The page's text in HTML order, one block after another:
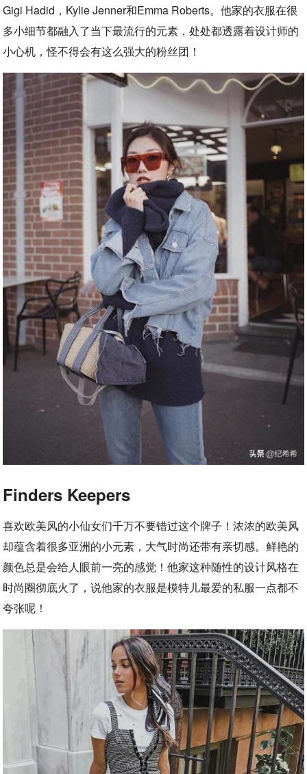
Gigi Hadid，Kylie Jenner和Emma Roberts。他家的衣服在很
多小细节都融入了当下最流行的元素，处处都透露着设计师的
小心机，怪不得会有这么强大的粉丝团！
Finders Keepers
喜欢欧美风的小仙女们千万不要错过这个牌子！浓浓的欧美风
却蕴含着很多亚洲的小元素，大气时尚还带有亲切感。鲜艳的
颜色总是会给人眼前一亮的感觉！他家这种随性的设计风格在
时尚圈彻底火了，说他家的衣服是模特儿最爱的私服一点都不
夸张呢！